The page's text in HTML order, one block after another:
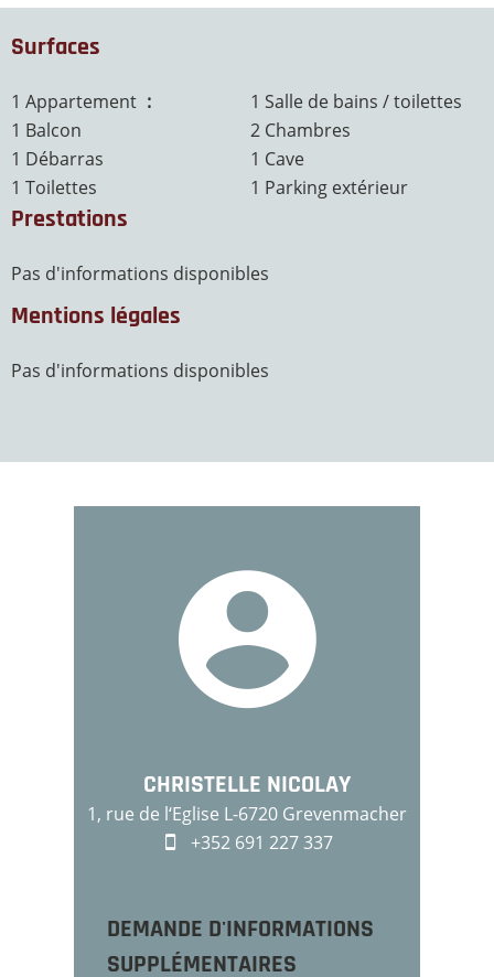
Surfaces
1 Appartement
1 Balcon
1 Débarras
1 Toilettes
1 Salle de bains / toilettes
2 Chambres
1 Cave
1 Parking extérieur
Prestations
Pas d'informations disponibles
Mentions légales
Pas d'informations disponibles
CHRISTELLE NICOLAY
1, rue de l‘Eglise L-6720 Grevenmacher
+352 691 227 337
DEMANDE D'INFORMATIONS
SUPPLÉMENTAIRES